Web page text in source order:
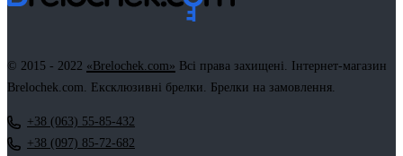
© 2015 - 2022 «Brelochek.com» Всі права захищені. Інтернет-магазин
Brelochek.com. Ексклюзивні брелки. Брелки на замовлення.
+38 (063) 55-85-432
+38 (097) 85-72-682